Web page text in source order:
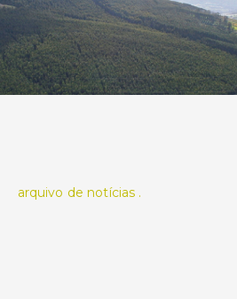
arquivo de notícias .